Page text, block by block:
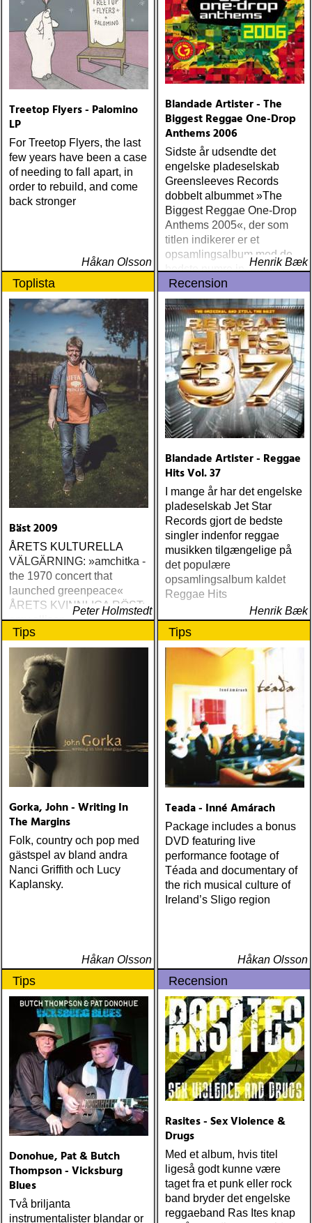
Treetop Flyers - Palomino
LP
For Treetop Flyers, the last
few years have been a case
of needing to fall apart, in
order to rebuild, and come
back stronger
Håkan Olsson
Blandade Artister - The
Biggest Reggae One-Drop
Anthems 2006
Sidste år udsendte det
engelske pladeselskab
Greensleeves Records
dobbelt albummet »The
Biggest Reggae One-Drop
Anthems 2005«, der som
titlen indikerer er et
opsamlingsalbum med de
bedste numre indenfor den
populære reggaestil kaldet
one-drop
Henrik Bæk
Toplista
Bäst 2009
ÅRETS KULTURELLA
VÄLGÄRNING: »amchitka -
the 1970 concert that
launched greenpeace«
ÅRETS KVINNLIGA RÖST:
amy allison : sheffield
streets (urban myth)
ÅRETS SKILSMÄSSA:
amy speace : the killer in
me (wildflower) ÅRETS
WILLIE NELSON; bob
cheevers : tall texas tales
(inbred) ÅRETS PLATTA,
ALLA KATEGORIER, HELT
ENKELT: citizen k : meet
citizen k (paraply) ÅRETS
MANLIGA RÖST: clarence
(hyena) ÅRETS GILLIAN
WELCH: dave rawlings
machine : a friend of a
friend (acony) ÅRETS
MEST UNDANGÖMDA:
david mead : almost &
ÅRETS 'LILLA' PAUL
SIMON: harper simon :
harper simon (tulsi) ÅRETS
JD SOUTHER: iain
matthews : joy mining
(matrix) ÅRETS FANBASE-
PROJEKT: jill sobule :
california years (pinko)
ÅRETS GUY CLARK: keith
miles : beyond the
headlights (house of trout)
ÅRETS
AMERICA/BYRDS/EAGLES/JAYHAWKS:
(tapete) ÅRETS
SUPERGRUPP: monsters
of folk : monsters of folk
(rough trade) ÅRETS T-
BONE BURNETT:
Peter Holmstedt
Recension
Blandade Artister - Reggae
Hits Vol. 37
I mange år har det engelske
pladeselskab Jet Star
Records gjort de bedste
singler indenfor reggae
musikken tilgængelige på
det populære
opsamlingsalbum kaldet
Reggae Hits
Henrik Bæk
Tips
Gorka, John - Writing In
The Margins
Folk, country och pop med
gästspel av bland andra
Nanci Griffith och Lucy
Kaplansky.
Håkan Olsson
Tips
Teada - Inné Amárach
Package includes a bonus
DVD featuring live
performance footage of
Téada and documentary of
the rich musical culture of
Ireland’s Sligo region
Håkan Olsson
Tips
Donohue, Pat & Butch
Thompson - Vicksburg
Blues
Två briljanta
instrumentalister blandar or
Recension
Rasites - Sex Violence &
Drugs
Med et album, hvis titel
ligeså godt kunne være
taget fra et punk eller rock
band bryder det engelske
reggaeband Ras Ites knap